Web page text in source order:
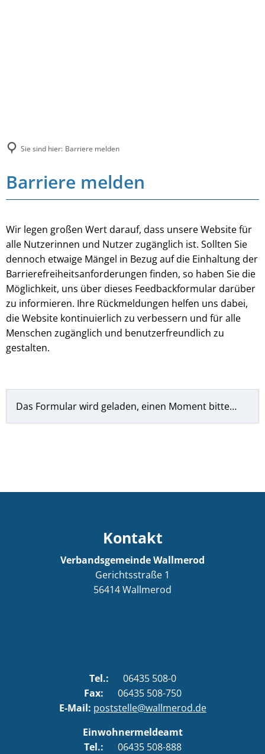
Sie sind hier: Barriere melden
Barriere melden
Wir legen großen Wert darauf, dass unsere Website für
alle Nutzerinnen und Nutzer zugänglich ist. Sollten Sie
dennoch etwaige Mängel in Bezug auf die Einhaltung der
Barrierefreiheitsanforderungen finden, so haben Sie die
Möglichkeit, uns über dieses Feedbackformular darüber
zu informieren. Ihre Rückmeldungen helfen uns dabei,
die Website kontinuierlich zu verbessern und für alle
Menschen zugänglich und benutzerfreundlich zu
gestalten.
Das Formular wird geladen, einen Moment bitte…
Kontakt
Verbandsgemeinde Wallmerod
Gerichtsstraße 1
56414Wallmerod
Tel.:
06435 508-0
Fax: 06435 508-750
E-Mail: poststelle@wallmerod.de
Einwohnermeldeamt
Tel.: 06435 508-888